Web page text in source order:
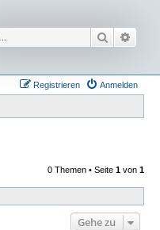
Suche
Anmelden
Registrieren
0 Themen • Seite 1 von 1
Gehe zu